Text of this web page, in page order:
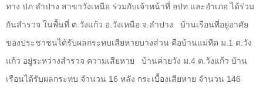
ทาง ปภ.ลำปาง สาขาวังเหนือ ร่วมกับเจ้าหน้าที่ อปท.และอำเภอ ได้ร่วม
กันสำรวจ ในพื้นที่ ต.วังแก้ว อ.วังเหนือ จ.ลำปาง
บ้านเรือนที่อยู่อาศัย
ของประชาชนได้รับผลกระทบเสียหายบางส่วน คือบ้านแม่หีด ม. 1 ต.วัง
แก้ว อยู่ระหว่างสำรวจ ความเสียหาย
บ้านค่ายวัง ม. 4 ต.วังแก้ว บ้าน
เรือนได้รับผลกระทบ จำนวน 16 หลัง กระเบื้องเสียหาย จำนวน 146